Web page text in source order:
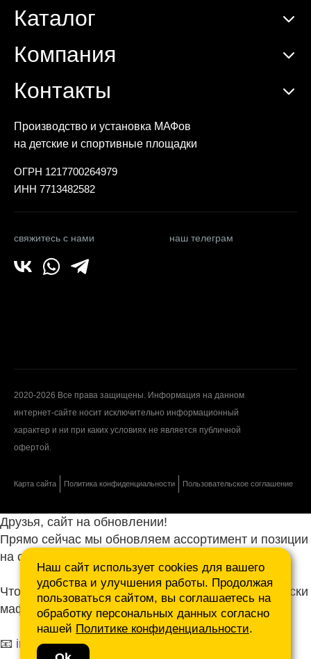
Производство и установка МАФов
на детские и спортивные площадки
ОГРН 1217700264979
ИНН 7713482582
свяжитесь с нами наш телеграм
Каталог
Компания
Контакты
2020-2026 Все права защищены. Информация на данном
интернет-сайте носит исключительно информационный
характер и ни при каких условиях не является публичной
офертой.
Карта сайта Политика конфиденциальности Пользовательское соглашение
Наш сайт использует cookies для вашего
удобства и улучшения работы. Продолжая
пользоваться сайтом, вы соглашаетесь на
обработку персональных данных согласно
нашей Политике конфиденциальности.
Друзья, сайт на обновлении!
Прямо сейчас мы обновляем ассортимент и позиции
на сайте.
Чтобы не ждать, присылайте ваши запросы и списки
маф нам на почту.
📧 info@mafmasterfibre.ru